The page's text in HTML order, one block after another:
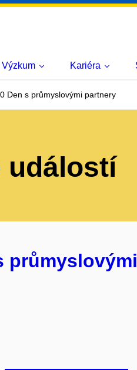
Výzkum Kariéra
Den s průmyslovými partnery
událostí